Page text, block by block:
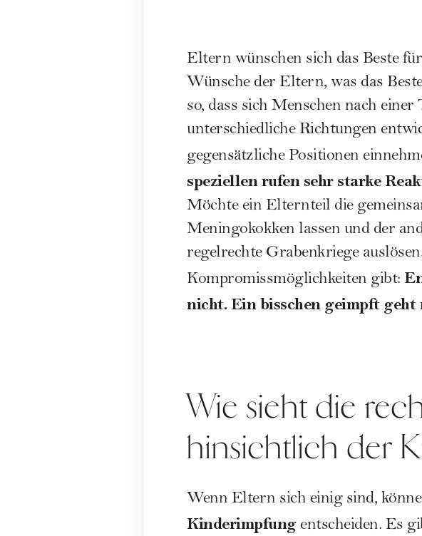
Eltern wünschen sich das Beste
Wünsche der Eltern, was das
so, dass sich Menschen nach
unterschiedliche Richtungen
gegensätzliche Positionen
speziellen rufen sehr starke
Möchte ein Elternteil die
Meningokokken lassen und der
regelrechte Grabenkriege
Kompromissmöglichkeiten gibt:
nicht. Ein bisschen geimpft geht
Wie sieht die
hinsichtlich der
Wenn Eltern sich einig sind,
Kinderimpfungentscheiden. Es